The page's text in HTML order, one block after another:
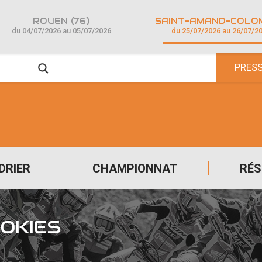
CHAMPIONNAT
ROUEN (76)
du 04/07/2026 au 05/07/2026 du 25/07/2026 au 26/07/